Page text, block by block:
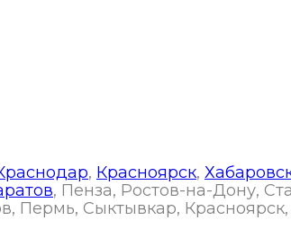
, Красноярск,
, Пенза, Ростов-на-Дону,
Пермь, Сыктывкар, Красноярск,